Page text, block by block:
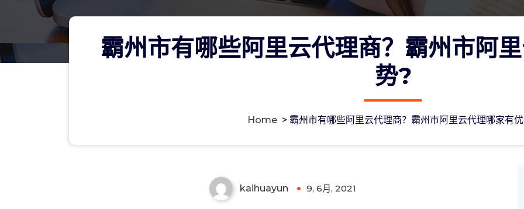
霸州市有哪些阿里云代理商？霸州市阿
势?
Home > 霸州市有哪些阿里云代理商？霸州市阿里云代理哪家有
kaihuayun 9, 6月, 2021